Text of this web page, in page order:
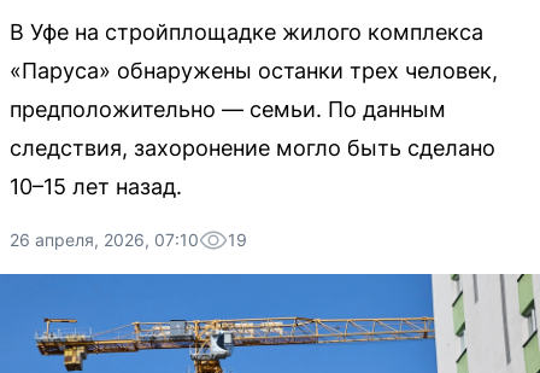
В Уфе на стройплощадке жилого комплекса
«Паруса» обнаружены останки трех человек,
предположительно — семьи. По данным
следствия, захоронение могло быть сделано
10–15 лет назад.
26 апреля, 2026, 07:10 19